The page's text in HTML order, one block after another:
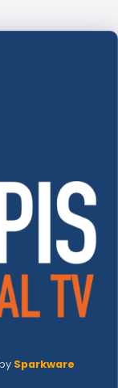
Sparkware